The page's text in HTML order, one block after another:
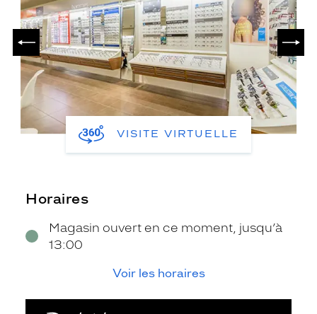
PRÉCÉDENT
VISITE VIRTUELLE
Horaires
Magasin ouvert en ce moment, jusqu’à
13:00
Voir les horaires